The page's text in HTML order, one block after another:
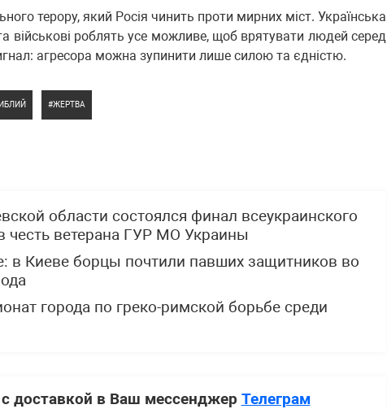
терору, який Росія чинить проти мирних міст. Українська
військові роблять усе можливе, щоб врятувати людей серед
агресора можна зупинити лише силою та єдністю.
ЖЕРТВА
области состоялся финал всеукраинского
честь ветерана ГУР МО Украины
в Киеве борцы почтили павших защитников во
города по греко-римской борьбе среди
доставкой в Ваш мессенджер Телеграм